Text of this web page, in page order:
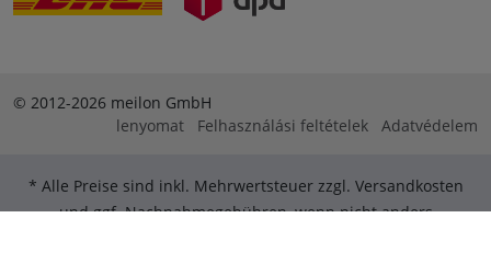
© 2012-2026 meilon GmbH
lenyomat
Felhasználási feltételek Adatvédelem
* Alle Preise sind inkl. Mehrwertsteuer zzgl. Versandkosten
und ggf. Nachnahmegebühren, wenn nicht anders